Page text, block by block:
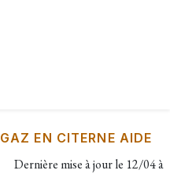
GAZ EN CITERNE AIDE
Dernière mise à jour le 12/04 à